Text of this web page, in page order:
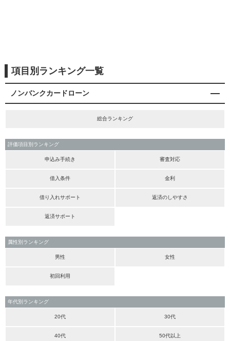
項目別ランキング一覧
ノンバンクカードローン
総合ランキング
評価項目別ランキング
申込み手続き 審査対応
借入条件 金利
借り入れサポート 返済のしやすさ
返済サポート
属性別ランキング
男性 女性
初回利用
年代別ランキング
20代 30代
40代 50代以上